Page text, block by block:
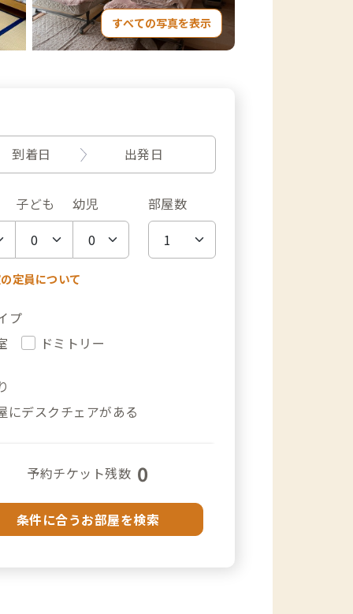
すべての写真を表示
到着日 出発日
子ども 幼児 部屋数
定員について
プ
ドミトリー
にデスクチェアがある
予約チケット残数 0
条件に合うお部屋を検索